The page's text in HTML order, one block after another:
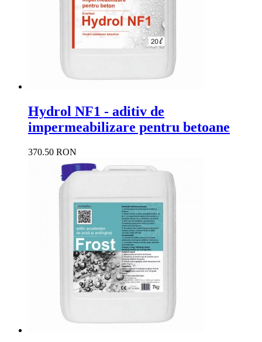
Hydrol NF1 - aditiv de
impermeabilizare pentru betoane
370.50 RON